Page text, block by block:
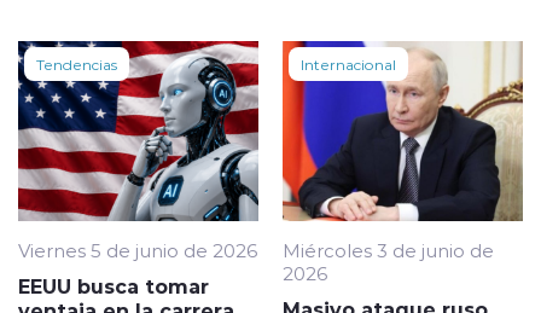
Tendencias
Viernes 5 de junio de 2026
EEUU busca tomar
Internacional
Miércoles 3 de junio de
2026